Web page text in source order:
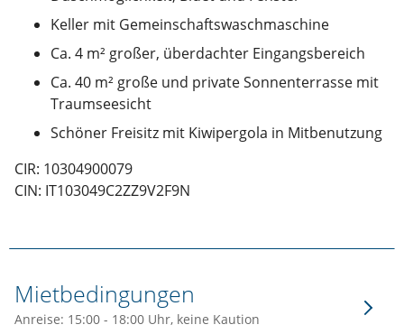
Keller mit Gemeinschaftswaschmaschine
Ca. 4 m² großer, überdachter Eingangsbereich
Ca. 40 m² große und private Sonnenterrasse mit
Traumseesicht
Schöner Freisitz mit Kiwipergola in Mitbenutzung
CIR: 10304900079
CIN: IT103049C2ZZ9V2F9N
Mietbedingungen
Anreise: 15:00 - 18:00 Uhr, keine Kaution